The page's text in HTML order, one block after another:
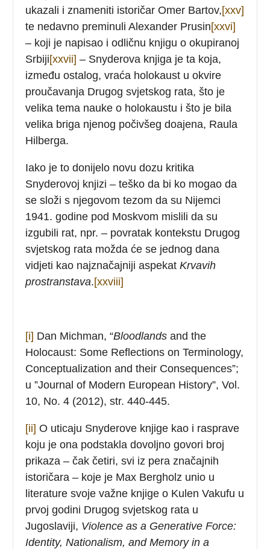
ukazali i znameniti istoričar Omer Bartov,[xxv]
te nedavno preminuli Alexander Prusin[xxvi]
– koji je napisao i odličnu knjigu o okupiranoj
Srbiji[xxvii] – Snyderova knjiga je ta koja,
između ostalog, vraća holokaust u okvire
proučavanja Drugog svjetskog rata, što je
velika tema nauke o holokaustu i što je bila
velika briga njenog počivšeg doajena, Raula
Hilberga.
Iako je to donijelo novu dozu kritika
Snyderovoj knjizi – teško da bi ko mogao da
se složi s njegovom tezom da su Nijemci
1941. godine pod Moskvom mislili da su
izgubili rat, npr. – povratak kontekstu Drugog
svjetskog rata možda će se jednog dana
vidjeti kao najznačajniji aspekatKrvavih
prostranstava.[xxviii]
[i] Dan Michman, “Bloodlands and the
Holocaust: Some Reflections on Terminology,
Conceptualization and their Consequences”;
u ”Journal of Modern European History”, Vol.
10, No. 4 (2012), str. 440-445.
[ii] O uticaju Snyderove knjige kao i rasprave
koju je ona podstakla dovoljno govori broj
prikaza – čak četiri, svi iz pera značajnih
istoričara – koje je Max Bergholz unio u
literature svoje važne knjige o Kulen Vakufu u
prvoj godini Drugog svjetskog rata u
Jugoslaviji, Violence as a Generative Force:
Identity,Nationalism,and Memory in a